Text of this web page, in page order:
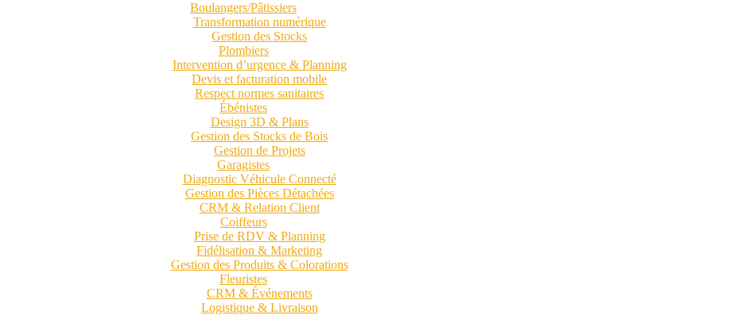
Boulangers/Pâtissiers
Transformation numérique
Gestion des Stocks
Plombiers
Intervention d’urgence & Planning
Devis et facturation mobile
Respect normes sanitaires
Ébénistes
Design 3D & Plans
Gestion des Stocks de Bois
Gestion de Projets
Garagistes
Diagnostic Véhicule Connecté
Gestion des Pièces Détachées
CRM & Relation Client
Coiffeurs
Prise de RDV & Planning
Fidélisation & Marketing
Gestion des Produits & Colorations
Fleuristes
CRM & Événements
Logistique & Livraison